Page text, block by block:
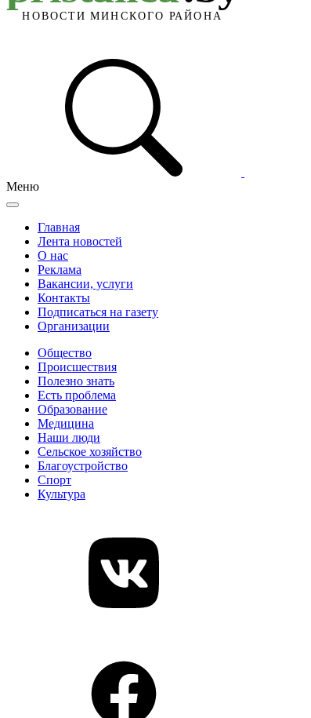
Меню
Главная
Лента новостей
О нас
Реклама
Вакансии, услуги
Контакты
Подписаться на газету
Организации
Общество
Происшествия
Полезно знать
Есть проблема
Образование
Медицина
Наши люди
Сельское хозяйство
Благоустройство
Спорт
Культура